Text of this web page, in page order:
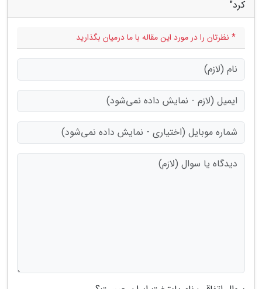
کرد"
* نظرتان را در مورد این مقاله با ما درمیان بگذارید